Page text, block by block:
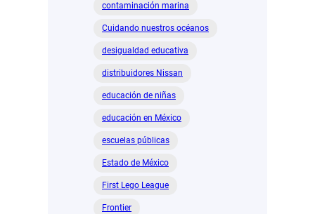
de
Nuevo
contaminación marina
Cuidando nuestros océanos
desigualdad educativa
distribuidores Nissan
educación de niñas
educación en México
escuelas públicas
Estado de México
First Lego League
Frontier